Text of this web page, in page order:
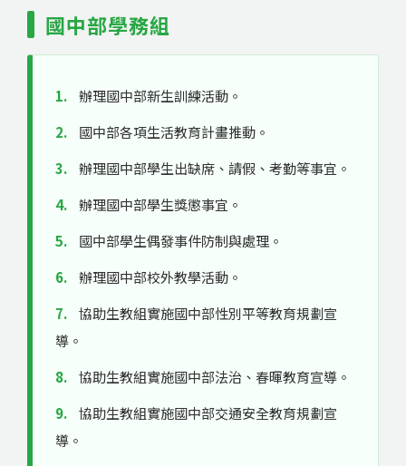
國中部學務組
1.
辦理國中部新生訓練活動。
2.
國中部各項生活教育計畫推動。
3.
辦理國中部學生出缺席、請假、考勤等事宜。
4.
辦理國中部學生獎懲事宜。
5.
國中部學生偶發事件防制與處理。
6.
辦理國中部校外教學活動。
7.
協助生教組實施國中部性別平等教育規劃宣
導。
8.
協助生教組實施國中部法治、春暉教育宣導。
9.
協助生教組實施國中部交通安全教育規劃宣
導。